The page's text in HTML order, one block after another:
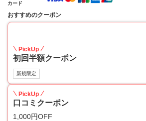
カード
おすすめのクーポン
PickUp
初回半額クーポン
新規限定
PickUp
口コミクーポン
1,000円OFF